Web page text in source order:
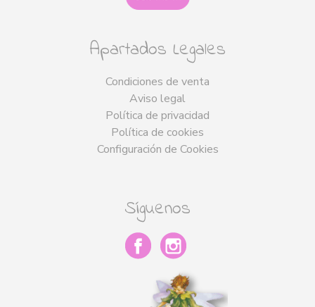
Apartados Legales
Condiciones de venta
Aviso legal
Política de privacidad
Política de cookies
Configuración de Cookies
Síguenos